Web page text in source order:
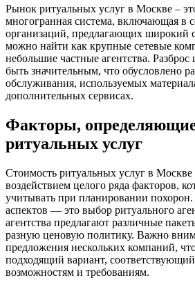
Рынок ритуальных услуг в Москве –
многогранная система, включающая в
организаций, предлагающих широкий
можно найти как крупные сетевые
небольшие частные агентства.
быть значительным, что обусловлено
обслуживания, используемых
дополнительных сервисах.
Факторы,
ритуальных услуг
Стоимость ритуальных услуг в
воздействием целого ряда факторов,
учитывать при планировании
аспектов — это выбор ритуального
агентства предлагают различные
разную ценовую политику. Важно
предложения нескольких компаний,
подходящий вариант,
возможностям и требованиям.